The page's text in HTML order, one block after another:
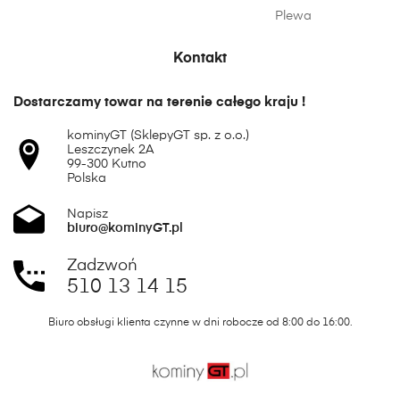
Plewa
Kontakt
Dostarczamy towar na terenie całego kraju !
kominyGT (SklepyGT sp. z o.o.)
Leszczynek 2A
99-300 Kutno
Polska
Napisz
biuro@kominyGT.pl
Zadzwoń
510 13 14 15
Biuro obsługi klienta czynne w dni robocze od 8:00 do 16:00.